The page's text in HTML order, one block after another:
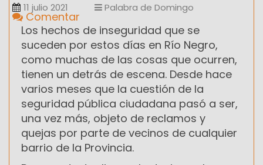
11 julio 2021 Palabra de Domingo
Comentar
Los hechos de inseguridad que se
suceden por estos días en Río Negro,
como muchas de las cosas que ocurren,
tienen un detrás de escena. Desde hace
varios meses que la cuestión de la
seguridad pública ciudadana pasó a ser,
una vez más, objeto de reclamos y
quejas por parte de vecinos de cualquier
barrio de la Provincia.